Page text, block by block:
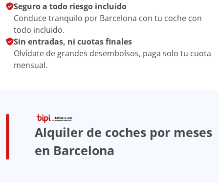
Seguro a todo riesgo incluido
Conduce tranquilo por Barcelona con tu coche con
todo incluido.
Sin entradas, ni cuotas finales
Olvídate de grandes desembolsos, paga solo tu cuota
mensual.
Alquiler de coches por meses
en Barcelona